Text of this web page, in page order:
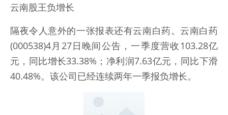
云南股王负增长
隔夜令人意外的一张报表还有云南白药。云南白药
(000538)4月27日晚间公告，一季度营收103.28亿
元，同比增长33.38%；净利润7.63亿元，同比下滑
40.48%。该公司已经连续两年一季报负增长。